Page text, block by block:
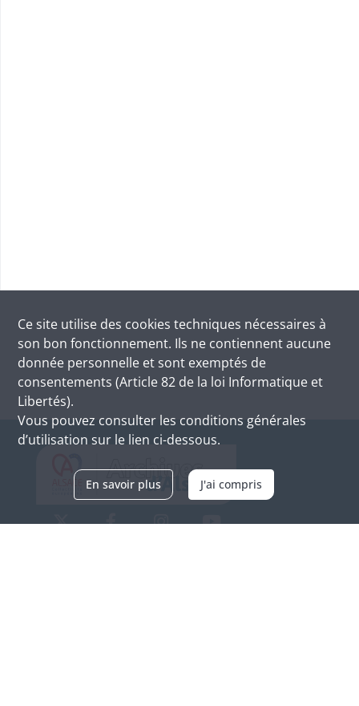
Ce site utilise des cookies techniques nécessaires à
son bon fonctionnement. Ils ne contiennent aucune
donnée personnelle et sont exemptés de
consentements (Article 82 de la loi Informatique et
Libertés).
Vous pouvez consulter les conditions générales
d’utilisation sur le lien ci-dessous.
En savoir plus J'ai compris